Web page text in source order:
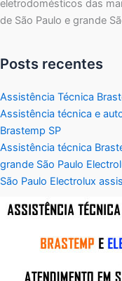
eletrodomésticos das
de São Paulo e grande
Posts recentes
Assistência Técnica
Assistência técnica e
Brastemp SP
Assistência técnica
grande São Paulo
São Paulo Electrolux